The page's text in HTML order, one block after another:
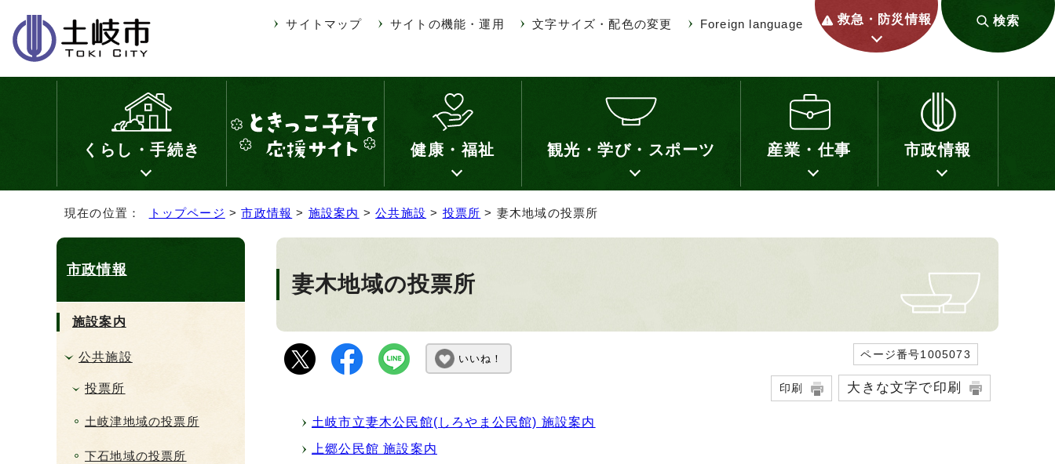
サイトマップ サイトの機能・運用 文字サイズ・配色の変更 Foreign language 救急・防災情報 検索
くらし・手続き 健康・福祉 観光・学び・スポーツ 産業・仕事 市政情報
現在の位置： トップページ >市政情報 > 施設案内 >公共施設 > 投票所 > 妻木地域の投票所
妻木地域の投票所
いいね！ ページ番号1005073
印刷 大きな文字で印刷
土岐市立妻木公民館(しろやま公民館) 施設案内
上郷公民館 施設案内
市政情報
施設案内
公共施設
投票所
土岐津地域の投票所
下石地域の投票所